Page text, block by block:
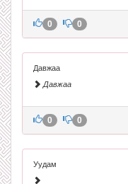
0 0
Давжаа
Давжаа
0 0
Уудам